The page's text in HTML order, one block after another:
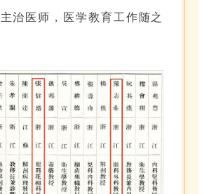
治医师，医学教育工作随之